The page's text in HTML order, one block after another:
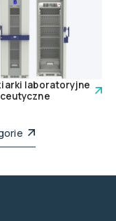
laboratoryjne